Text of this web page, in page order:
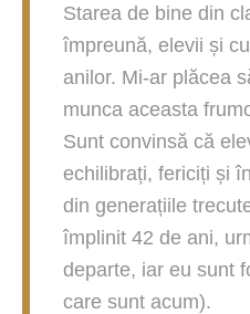
Starea de bine din
împreună, elevii și
anilor. Mi-ar plăcea
munca aceasta
Sunt convinsă că
echilibrați, fericiți și
din generațiile
împlinit 42 de ani,
departe, iar eu sunt
care sunt acum).